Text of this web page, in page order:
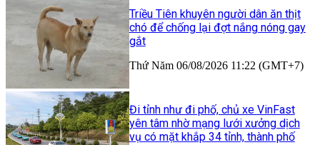
Triều Tiên khuyên người dân ăn thịt
chó để chống lại đợt nắng nóng gay
gắt
Thứ Năm 06/08/2026 11:22 (GMT+7)
Đi tỉnh như đi phố, chủ xe VinFast
yên tâm nhờ mạng lưới xưởng dịch
vụ có mặt khắp 34 tỉnh, thành phố